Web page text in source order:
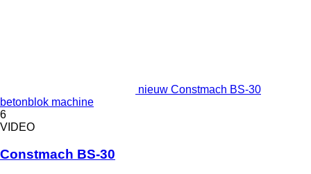
nieuw Constmach BS-30
betonblok machine
6
VIDEO
Constmach BS-30